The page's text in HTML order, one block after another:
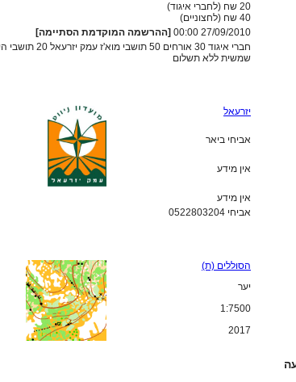
20 שח (לחברי איגוד)
40 שח (לחצוניים)
27/09/2010 00:00
[ההרשמה המוקדמת הסתיימה]
חברי איגוד 30 אורחים 50 תושבי מוא'ז
שמשית ללא תשלום
יזרעאל
אביחי ביאר
אין מידע
אין מידע
אביחי 0522803204
הסוללים (ת)
יער
1:7500
2017